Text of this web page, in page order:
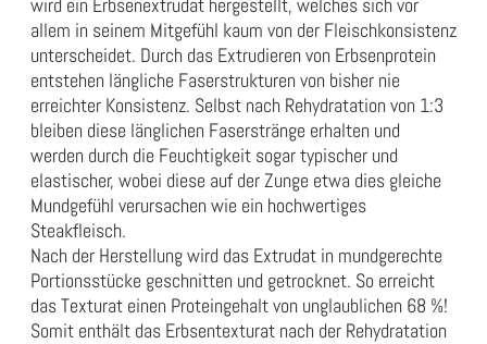
wird ein Erbsenextrudat hergestellt, welches sich vor
allem in seinem Mitgefühl kaum von der Fleischkonsistenz
unterscheidet. Durch das Extrudieren von Erbsenprotein
entstehen längliche Faserstrukturen von bisher nie
erreichter Konsistenz. Selbst nach Rehydratation von 1:3
bleiben diese länglichen Faserstränge erhalten und
werden durch die Feuchtigkeit sogar typischer und
elastischer, wobei diese auf der Zunge etwa dies gleiche
Mundgefühl verursachen wie ein hochwertiges
Steakfleisch.
Nach der Herstellung wird das Extrudat in mundgerechte
Portionsstücke geschnitten und getrocknet. So erreicht
das Texturat einen Proteingehalt von unglaublichen 68 %!
Somit enthält das Erbsentexturat nach der Rehydratation